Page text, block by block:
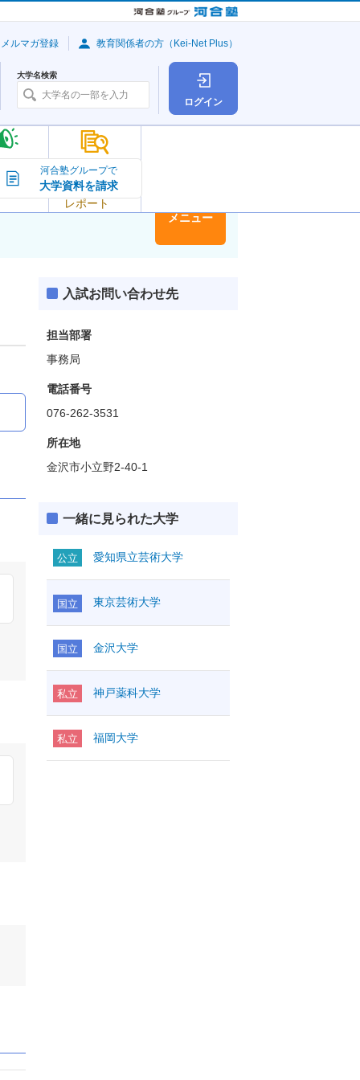
ログイン
学
大学の今
トピック＆
レポート
大学名検索
ルマガ登録 教育関係者の方（Kei-Net Plus）
河合塾グループで
大学資料を請求
メニュー
入試お問い合わせ先
担当部署
事務局
電話番号
076-262-3531
所在地
金沢市小立野2-40-1
一緒に見られた大学
公立 愛知県立芸術大学
国立 東京芸術大学
国立 金沢大学
私立 神戸薬科大学
私立 福岡大学